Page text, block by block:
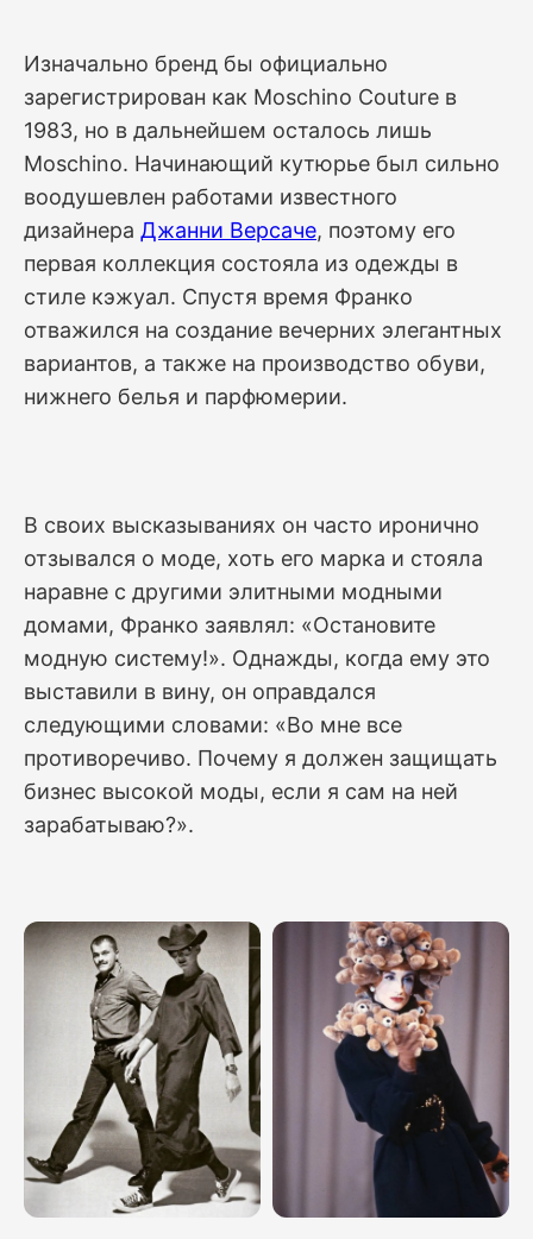
Изначально бренд бы официально
зарегистрирован как Moschino Couture в
1983, но в дальнейшем осталось лишь
Moschino. Начинающий кутюрье был сильно
воодушевлен работами известного
дизайнера Джанни Версаче, поэтому его
первая коллекция состояла из одежды в
стиле кэжуал. Спустя время Франко
отважился на создание вечерних элегантных
вариантов, а также на производство обуви,
нижнего белья и парфюмерии.
В своих высказываниях он часто иронично
отзывался о моде, хоть его марка и стояла
наравне с другими элитными модными
домами, Франко заявлял: «Остановите
модную систему!». Однажды, когда ему это
выставили в вину, он оправдался
следующими словами: «Во мне все
противоречиво. Почему я должен защищать
бизнес высокой моды, если я сам на ней
зарабатываю?».